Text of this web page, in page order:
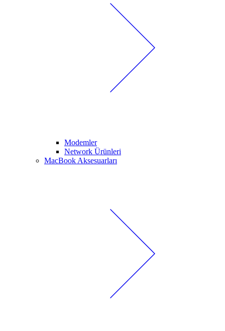
Modemler
Network Ürünleri
MacBook Aksesuarları